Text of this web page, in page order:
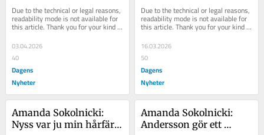
Due to the technical or legal reasons,
readability mode is not available for
this article. Thank you for your kind
03.04.2026
40
Dagens
Nyheter
partiet
Due to the technical or legal reasons,
readability mode is not available for
this article. Thank you for your kind
16.03.2026
50
Dagens
Nyheter
Amanda Sokolnicki:
Nyss var ju min hårfärg
Amanda Sokolnicki:
Andersson gör ett